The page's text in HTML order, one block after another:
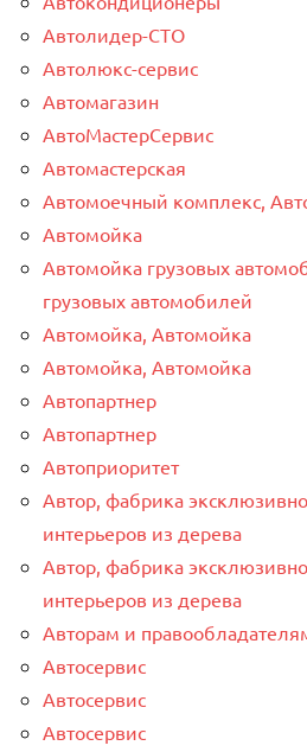
Автолидер-СТО
Автолюкс-сервис
Автомагазин
АвтоМастерСервис
Автомастерская
Автомоечный комплекс,
Автомойка
Автомойка грузовых
грузовых автомобилей
Автомойка, Автомойка
Автомойка, Автомойка
Автопартнер
Автопартнер
Автоприоритет
Автор, фабрика
интерьеров из дерева
Автор, фабрика
интерьеров из дерева
Авторам и
Автосервис
Автосервис
Автосервис